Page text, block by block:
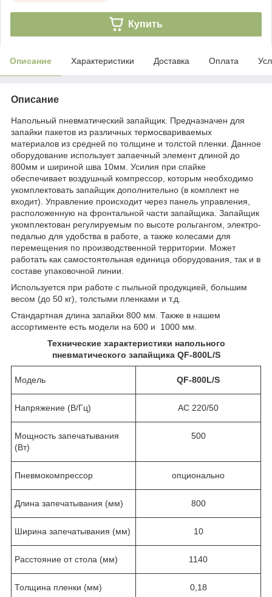
Купить
Описание Характеристики Доставка Оплата
Описание
Напольный пневматический запайщик. Предназначен для
запайки пакетов из различных термосвариваемых
материалов из средней по толщине и толстой пленки. Данное
оборудование использует запаечный элемент длиной до
800мм и шириной шва 10мм. Усилия при спайке
обеспечивает воздушный компрессор, которым необходимо
укомплектовать запайщик дополнительно (в комплект не
входит). Управление происходит через панель управления,
расположенную на фронтальной части запайщика. Запайщик
укомплектован регулируемым по высоте рольгангом, электро-
педалью для удобства в работе, а также колесами для
перемещения по производственной территории. Может
работать как самостоятельная единица оборудования, так и в
составе упаковочной линии.
Используется при работе с пыльной продукцией, большим
весом (до 50 кг), толстыми пленками и т.д.
Стандартная длина запайки 800 мм. Также в нашем
ассортименте есть модели на 600 и 1000 мм.
Технические характеристики напольного
пневматического запайщика QF-800L/S
Модель QF-800L/S
Напряжение (В/Гц) AC 220/50
Мощность запечатывания
(Вт)
500
Пневмокомпрессор опционально
Длина запечатывания (мм) 800
Ширина запечатывания (мм) 10
Расстояние от стола (мм) 1140
Толщина пленки (мм) 0,18